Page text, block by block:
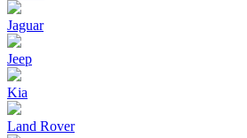
Jaguar
Jeep
Kia
Land Rover